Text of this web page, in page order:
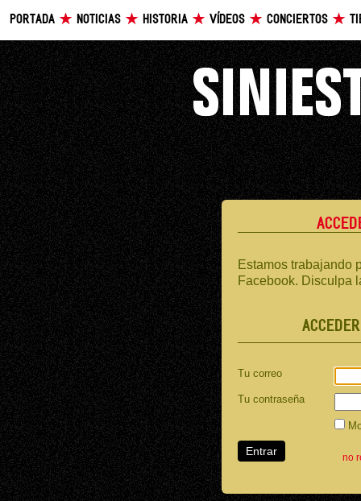
PORTADA NOTICIAS HISTORIA VÍDEOS CONCIERTOS
Estamos trabajando
Facebook. Disculpa
Tu correo
Tu contraseña
no